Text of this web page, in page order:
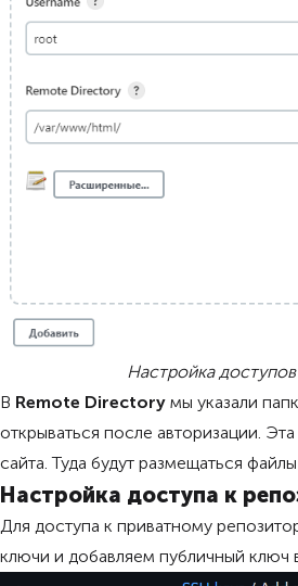
Настройка доступов
В Remote Directory мы указали
открываться после авторизации.
сайта. Туда будут размещаться файлы
Настройка доступа к
Для доступа к приватному
ключи и добавляем публичный ключ